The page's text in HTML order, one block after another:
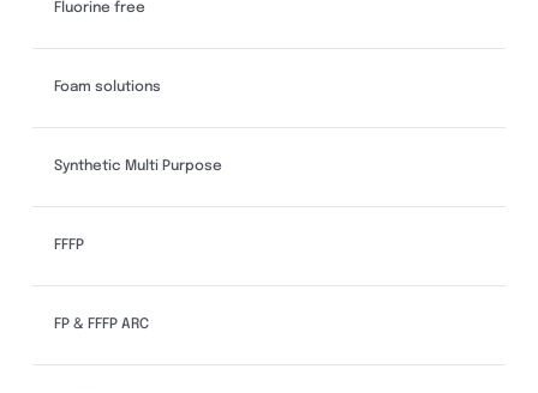
Fluorine free
Foam solutions
Synthetic Multi Purpose
FFFP
FP & FFFP ARC